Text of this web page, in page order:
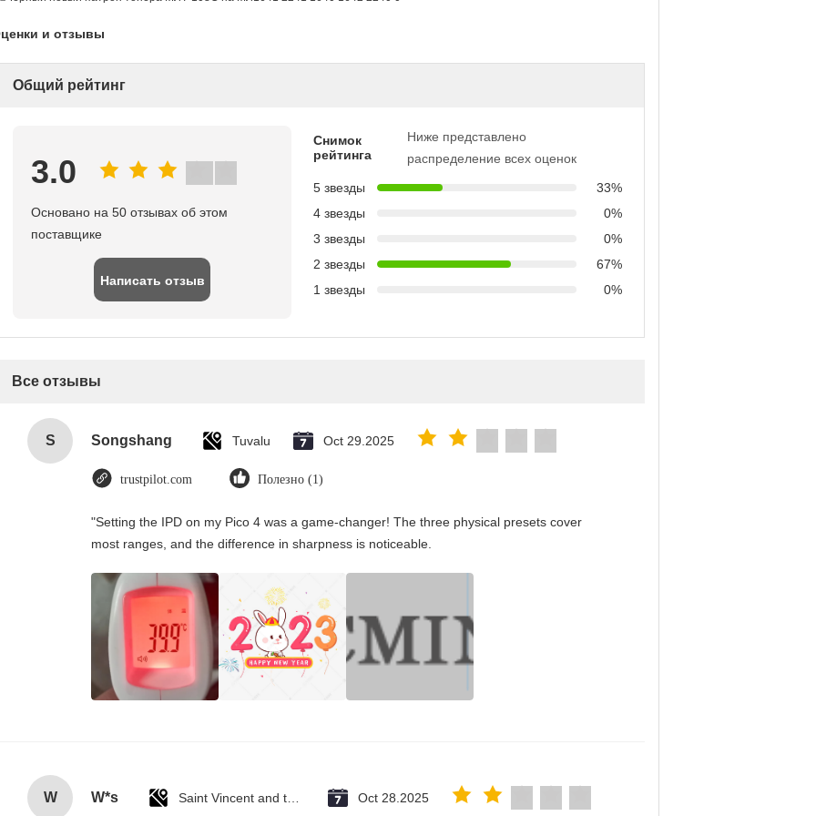
и отзывы
Общий рейтинг
3.0
Основано на 50 отзывах об этом
поставщике
Написать отзыв
Снимок
рейтинга
Ниже представлено
распределение всех оценок
5 звезды
33%
4 звезды
0%
3 звезды
0%
2 звезды
67%
1 звезды
0%
Все отзывы
S Songshang Tuvalu Oct 29.2025
trustpilot.com Полезно (1)
"Setting the IPD on my Pico 4 was a game-changer! The three physical presets cover
most ranges, and the difference in sharpness is noticeable.
W W*s Oct 28.2025